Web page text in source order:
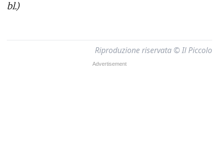
bl.)
Riproduzione riservata © Il Piccolo